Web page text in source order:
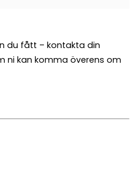
du fått – kontakta din
ni kan komma överens om